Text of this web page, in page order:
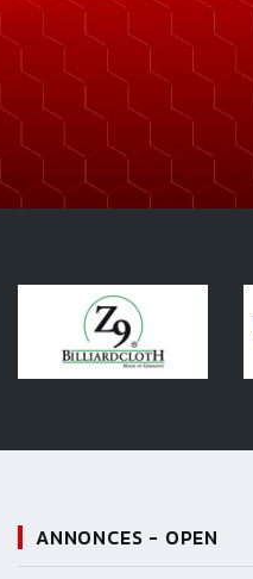
ANNONCES - OPEN